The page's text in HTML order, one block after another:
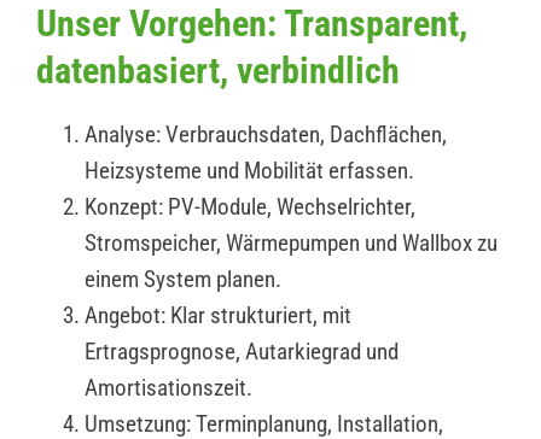
Unser Vorgehen: Transparent,
datenbasiert, verbindlich
Analyse: Verbrauchsdaten, Dachflächen,
Heizsysteme und Mobilität erfassen.
Konzept: PV-Module, Wechselrichter,
Stromspeicher, Wärmepumpen und Wallbox zu
einem System planen.
Angebot: Klar strukturiert, mit
Ertragsprognose, Autarkiegrad und
Amortisationszeit.
Umsetzung: Terminplanung, Installation,